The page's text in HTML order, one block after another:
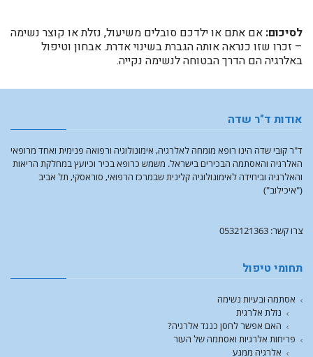
לסיכום: אם אתם או ילדכם סובלים משיעול, נזלת או קוצר נשימה
– זכרו שזו כנראה אותה הגברת בשינוי אדרת. אבחון וטיפול
באלרגיה הם הדרך הבטוחה לנשימה נקייה.
אודות ד"ר שדה
ד"ר קובי שדה הינו רופא מומחה לאלרגיה, אימונולוגיה ורפואה פנימית ואחד מרופאי
האלרגיה והאסתמה הבכירים בישראל. משמש כרופא בכיר וכיועץ במחלקת הריאות
והאלרגיה וביחידה לאימונולוגיה קלינית שבמרכז הרפואי, סוראסקי, תל אביב
("איכילוב")
צרו קשר: 0532121363
תחומי טיפול
אסתמה ובעיות נשימה
נזלת אלרגית
האם אפשר לחסן כנגד אלרגיה?
פריחות אלרגיות ואסתמה של העור
אלרגיה ממגע